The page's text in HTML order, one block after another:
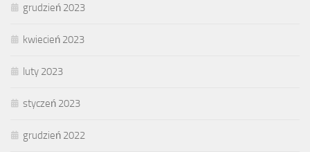
grudzień 2023
kwiecień 2023
luty 2023
styczeń 2023
grudzień 2022